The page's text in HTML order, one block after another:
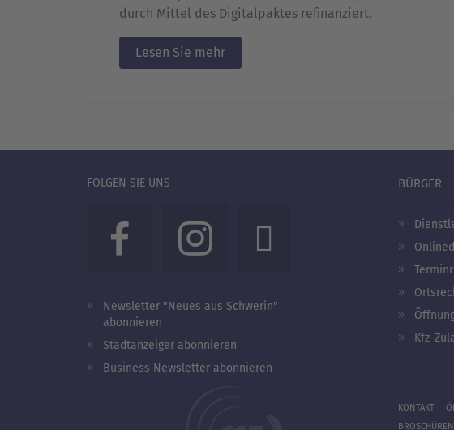
durch Mittel des Digitalpaktes refinanziert.
Lesen Sie mehr
FOLGEN SIE UNS
Newsletter "Neues aus Schwerin"
abonnieren
Stadtanzeiger abonnieren
Business Newsletter abonnieren
BÜRGER
Kfz-
KONTAKT
BROSCHÜREN